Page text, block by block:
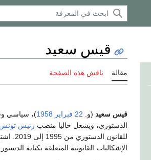
قيس سعيد
مقالة ناقش هذه الصفحة
قيس سعيد (و. 22 فبراير 1958)، سياسي
الدستوري، ويشغل حاليا منصب رئيس تونس
الإشكاليات القانونية المتعلقة بكتابة